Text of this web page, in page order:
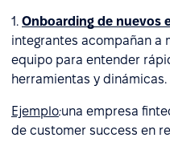
1. Onboarding de nuevos
integrantes acompañan a
equipo para entender
herramientas y dinámicas.
Ejemplo:una empresa
de customer success en